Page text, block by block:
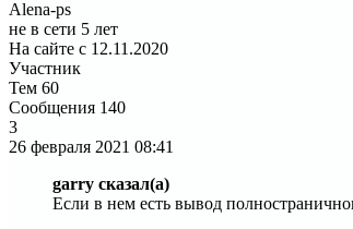
Alena-ps
не в сети 5 лет
На сайте с 12.11.2020
Участник
Тем 60
Сообщения 140
3
26 февраля 2021 08:41
garry сказал(а)
Если в нем есть вывод